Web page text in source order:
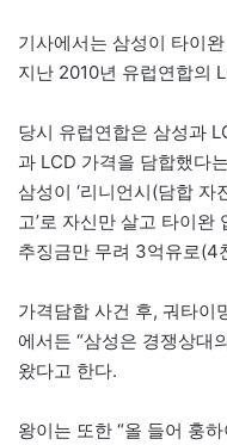
기사에서는 삼성이 타이
지난 2010년 유럽연합의
당시 유럽연합은 삼성과
과 LCD 가격을 담합했다
삼성이 ‘리니언시(담합 자
고’로 자신만 살고 타이완
추징금만 무려 3억유로(4
가격담합 사건 후, 궈타이
에서든 “삼성은 경쟁상대
왔다고 한다.
왕이는 또한 “올 들어 훙